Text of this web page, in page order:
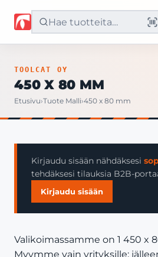
Etusivu
Yritys
Yhteystiedot
TOOLCAT OY
450 X 80 MM
Etusivu›Tuote Malli›450 x 80 mm
Kirjaudu sisään nähdäksesi
tehdäksesi tilauksia B2B-
Kirjaudu sisään
Valikoimassamme on 1 450 x
Myymme vain yrityksille: